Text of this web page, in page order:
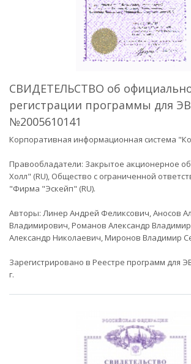
СВИДЕТЕЛЬСТВО об
регистрации программы для
№2005610141
Корпоративная информационная система
Правообладатели: Закрытое акционерное
Холл" (RU), Общество с ограниченной
"Фирма "Эскейп" (RU).
Авторы: Линер Андрей Феликсович, Аносов
Владимирович, Романов Александр
Александр Николаевич, Миронов Владимир
Зарегистрировано в Реестре программ для
г.